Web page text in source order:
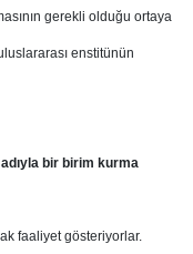
gerekli olduğu ortaya
enstitünün
bir birim kurma
faaliyet gösteriyorlar.